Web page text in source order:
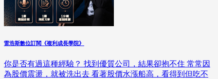
雷浩斯數位訂閱《複利成長學院》
你是否有過這種經驗？ 找到優質公司，結果卻抱不住 常常因
為股價震盪，就被洗出去 看著股價水漲船高，看得到但吃不